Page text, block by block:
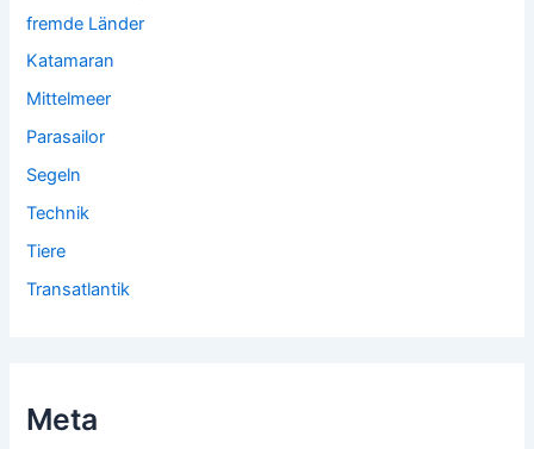
fremde Länder
Katamaran
Mittelmeer
Parasailor
Segeln
Technik
Tiere
Transatlantik
Meta